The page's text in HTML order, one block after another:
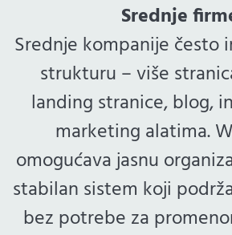
Srednje
Srednje kompanije često
strukturu – više
landing stranice, blog,
marketing alatima.
omogućava jasnu
stabilan sistem koji
bez potrebe za